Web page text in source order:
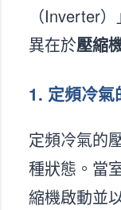
（Inverter
異在於壓縮
1. 定頻冷氣
定頻冷氣的
種狀態。當
縮機啟動並